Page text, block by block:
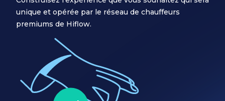
unique et opérée par le réseau de chauffeurs
premiums de Hiflow.